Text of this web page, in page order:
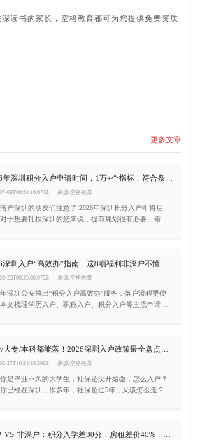
读书的家长，空格教育都可为您提供免费资质
更多文章
2026年深圳积分入户申请时间，1万+个指标，符合条件抓紧办!
09T06:54:16.674Z 来源:空格教育
户深圳的朋友们注意了!2026年深圳积分入户即将启
于想要扎根深圳的您来说，提前规划很有必要，错过
深圳入户“高效办”指南，这8项福利非深户不懂
20T08:35:08.070Z 来源:空格教育
深圳公安推出“积分入户高效办”服务，落户流程更便
文梳理学历入户、职称入户、积分入户等主流申请方
27T10:24:49.269Z 来源:空格教育
是毕业不久的大学生，社保还没开始缴，怎么入户？
已经在深圳工作多年，社保超过5年，又该怎么走？如